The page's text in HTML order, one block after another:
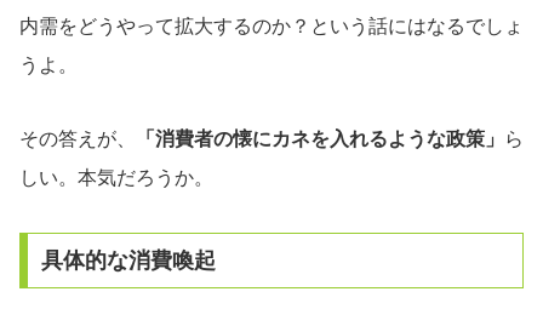
内需をどうやって拡大するのか？という話にはなるでしょ
うよ。
その答えが、 「消費者の懐にカネを入れるような政策」
ら
しい。本気だろうか。
具体的な消費喚起